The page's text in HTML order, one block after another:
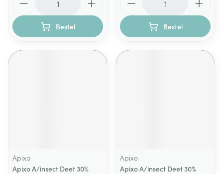
Bestel Bestel
Apixo
Apixo A/insect Deet 30%
Apixo
Apixo A/insect Deet 30%